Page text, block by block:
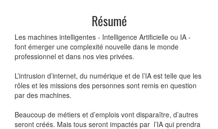
Résumé
Les machines intelligentes - Intelligence Artificielle ou IA -
font émerger une complexité nouvelle dans le monde
professionnel et dans nos vies privées.
L’intrusion d’internet, du numérique et de l’IA est telle que les
rôles et les missions des personnes sont remis en question
par des machines.
Beaucoup de métiers et d’emplois vont disparaître, d’autres
seront créés. Mais tous seront impactés par l’IA qui prendra